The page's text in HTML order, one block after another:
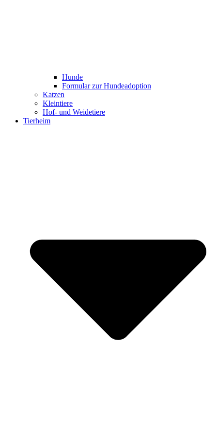
Hunde
Formular zur Hundeadoption
Katzen
Kleintiere
Hof- und Weidetiere
Tierheim